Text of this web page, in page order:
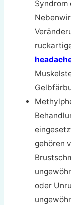
Syndrom
gehören
oder